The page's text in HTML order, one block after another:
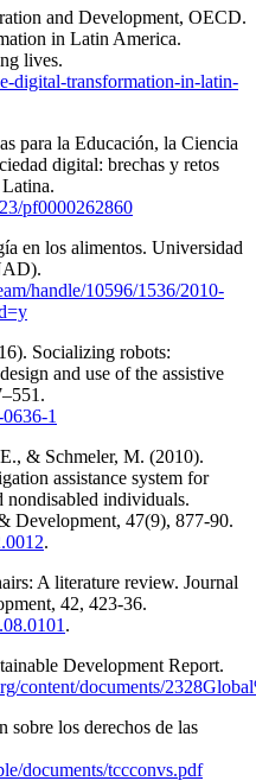
and Development, OECD.
in Latin America.
lives.
digital-transformation-in-latin-
para la Educación, la Ciencia
digital: brechas y retos
pf0000262860
en los alimentos. Universidad
handle/10596/1536/2010-
Socializing robots:
and use of the assistive
1
& Schmeler, M. (2010).
assistance system for
individuals.
Development, 47(9), 877-90.
.
A literature review. Journal
42, 423-36.
.
Development Report.
content/documents/
los derechos de las
documents/tccconvs.pdf